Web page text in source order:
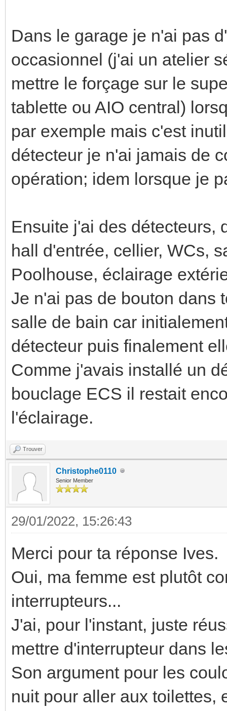
Dans le garage je n'ai pas
occasionnel (j'ai un atelier
mettre le forçage sur le
tablette ou AIO central)
par exemple mais c'est
détecteur je n'ai jamais de
opération; idem lorsque je
Ensuite j'ai des détecteurs,
hall d'entrée, cellier, WCs,
Poolhouse, éclairage
Je n'ai pas de bouton dans
salle de bain car
détecteur puis finalement
Comme j'avais installé un
bouclage ECS il restait
l'éclairage.
Trouver
Christophe0110
Senior Member
29/01/2022, 15:26:43
Merci pour ta réponse Ives.
Oui, ma femme est plutôt
interrupteurs...
J'ai, pour l'instant, juste
mettre d'interrupteur dans
Son argument pour les
nuit pour aller aux toilettes,